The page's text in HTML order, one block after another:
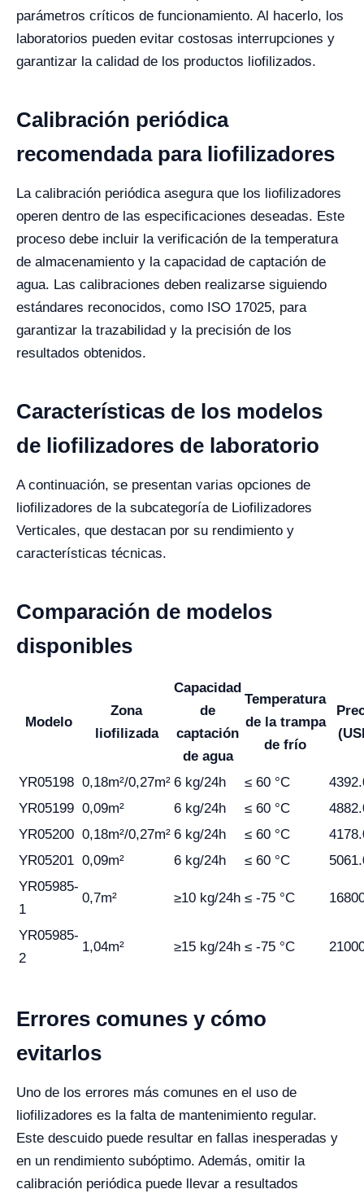
parámetros críticos de funcionamiento. Al hacerlo, los
laboratorios pueden evitar costosas interrupciones y
garantizar la calidad de los productos liofilizados.
Calibración periódica
recomendada para liofilizadores
La calibración periódica asegura que los liofilizadores
operen dentro de las especificaciones deseadas. Este
proceso debe incluir la verificación de la temperatura
de almacenamiento y la capacidad de captación de
agua. Las calibraciones deben realizarse siguiendo
estándares reconocidos, como ISO 17025, para
garantizar la trazabilidad y la precisión de los
resultados obtenidos.
Características de los modelos
de liofilizadores de laboratorio
A continuación, se presentan varias opciones de
liofilizadores de la subcategoría de Liofilizadores
Verticales, que destacan por su rendimiento y
características técnicas.
Comparación de modelos
disponibles
Modelo
Zona
liofilizada
Capacidad
de
captación
de agua
Temperatura
de la trampa
de frío
YR05198 0,18m²/0,27m² 6 kg/24h ≤ 60 °C
YR05199 0,09m² 6 kg/24h ≤ 60 °C
YR05200 0,18m²/0,27m² 6 kg/24h ≤ 60 °C
YR05201 0,09m² 6 kg/24h ≤ 60 °C
YR05985-
1
0,7m² ≥10 kg/24h ≤ -75 °C
YR05985-
2
1,04m² ≥15 kg/24h ≤ -75 °C
Errores comunes y cómo
evitarlos
Uno de los errores más comunes en el uso de
liofilizadores es la falta de mantenimiento regular.
Este descuido puede resultar en fallas inesperadas y
en un rendimiento subóptimo. Además, omitir la
calibración periódica puede llevar a resultados